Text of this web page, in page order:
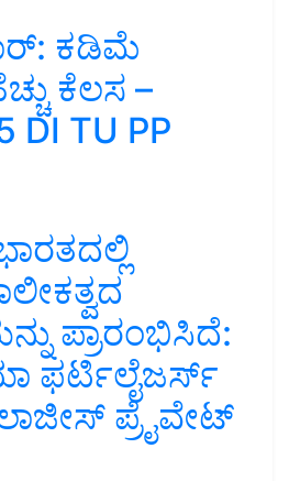
ಕಡಿಮೆ
ಕೆಲಸ –
DI TU PP
ಪ್ರಾರಂಭಿಸಿದೆ:
ಫರ್ಟಿಲೈಜರ್ಸ್
ಪ್ರೈವೇಟ್